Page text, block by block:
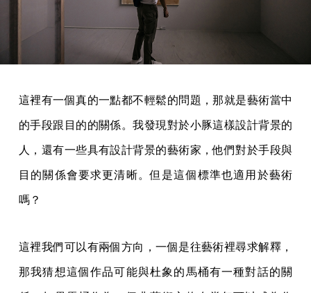
這裡有一個真的一點都不輕鬆的問題，那就是藝術當中
的手段跟目的的關係。我發現對於小豚這樣設計背景的
人，還有一些具有設計背景的藝術家，他們對於手段與
目的關係會要求更清晰。但是這個標準也適用於藝術
嗎？
這裡我們可以有兩個方向，一個是往藝術裡尋求解釋，
那我猜想這個作品可能與杜象的馬桶有一種對話的關